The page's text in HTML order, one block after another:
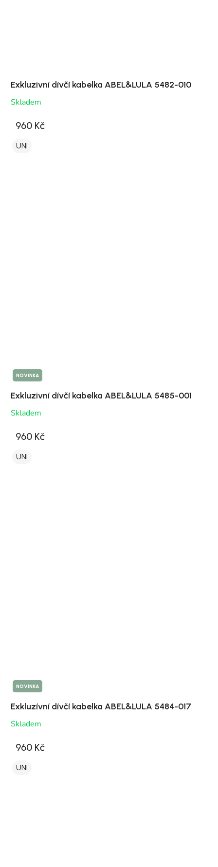
Exkluzivní dívčí kabelka ABEL&LULA 5482-010
Skladem
960 Kč
UNI
NOVINKA
Exkluzivní dívčí kabelka ABEL&LULA 5485-001
Skladem
960 Kč
UNI
NOVINKA
Exkluzívní dívčí kabelka ABEL&LULA 5484-017
Skladem
960 Kč
UNI